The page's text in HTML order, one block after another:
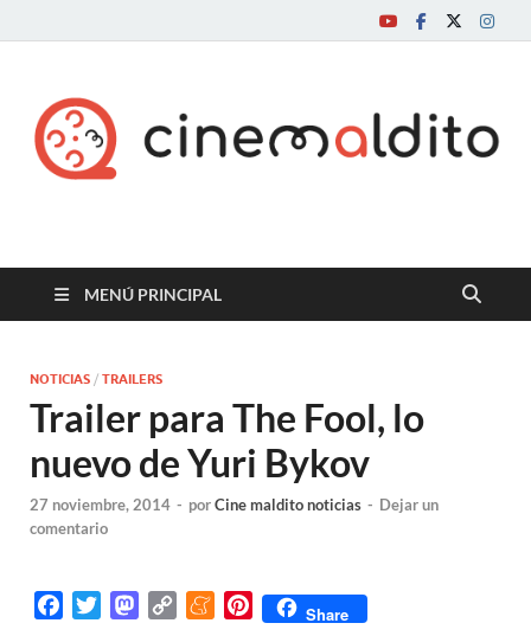
Cine maldito
MENÚ PRINCIPAL
NOTICIAS / TRAILERS
Trailer para The Fool, lo
nuevo de Yuri Bykov
27 noviembre, 2014 - porCine maldito noticias - Dejar un
comentario
M
M
P
Share